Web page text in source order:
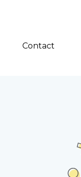
Contact